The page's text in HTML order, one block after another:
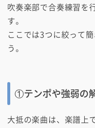
吹奏楽部で合奏練習を
す。
ここでは3つに絞って
う。
①テンポや強弱の
大抵の楽曲は、楽譜上